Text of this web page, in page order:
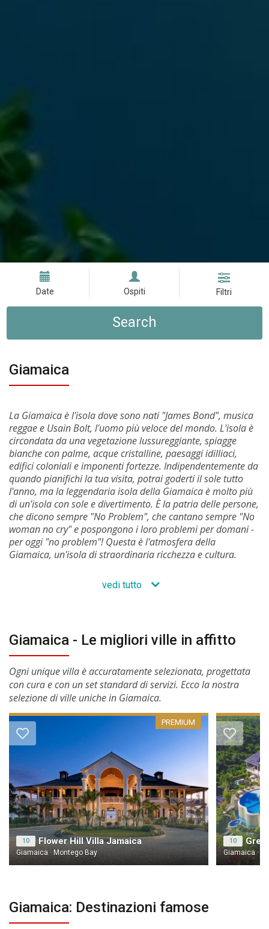
Date Ospiti Filtri
Search
Giamaica
La Giamaica è l'isola dove sono nati "James Bond", musica
reggae e Usain Bolt, l'uomo più veloce del mondo. L'isola è
circondata da una vegetazione lussureggiante, spiagge
bianche con palme, acque cristalline, paesaggi idilliaci,
edifici coloniali e imponenti fortezze. Indipendentemente da
quando pianifichi la tua visita, potrai goderti il ​​sole tutto
l'anno, ma la leggendaria isola della Giamaica è molto più
di un'isola con sole e divertimento. È la patria delle persone,
che dicono sempre "No Problem", che cantano sempre "No
woman no cry" e pospongono i loro problemi per domani -
per oggi "no problem"! Questa è l'atmosfera della
Giamaica, un'isola di straordinaria ricchezza e cultura.
vedi tutto
Giamaica - Le migliori ville in affitto
Ogni unique villa è accuratamente selezionata, progettata
con cura e con un set standard di servizi. Ecco la nostra
selezione di ville uniche in Giamaica.
10 Flower Hill Villa Jamaica
Giamaica · Montego Bay
PREMIUM
10
Giamaica ·
Giamaica: Destinazioni famose